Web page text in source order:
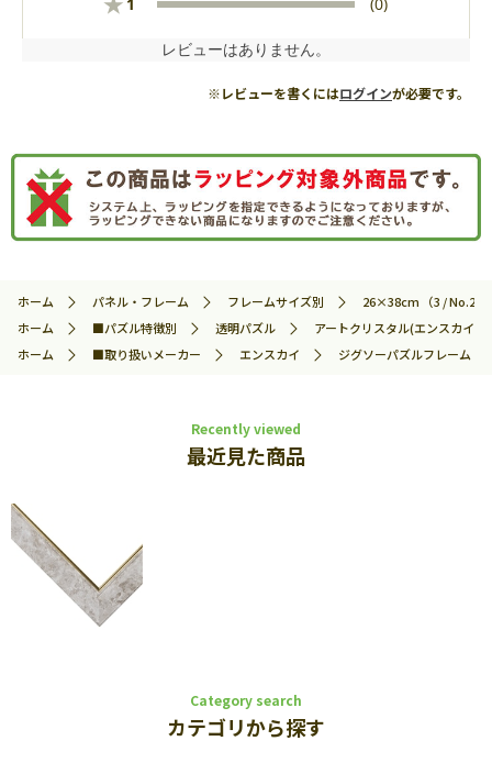
レビューはありません。
※レビューを書くにはログインが必要です。
ホーム パネル・フレーム フレームサイズ別
26×38cm （3 / No.23
ホーム
■パズル特徴別 透明パズル
アートクリスタル(エンスカイ)
ホーム
■取り扱いメーカー エンスカイ ジグソーパズルフレーム
Recently viewed
最近見た商品
Category search
カテゴリから探す